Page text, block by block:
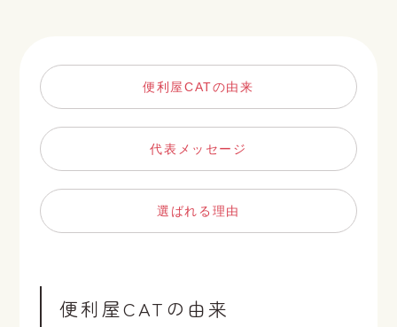
便利屋CATの由来
代表メッセージ
選ばれる理由
便利屋CATの由来